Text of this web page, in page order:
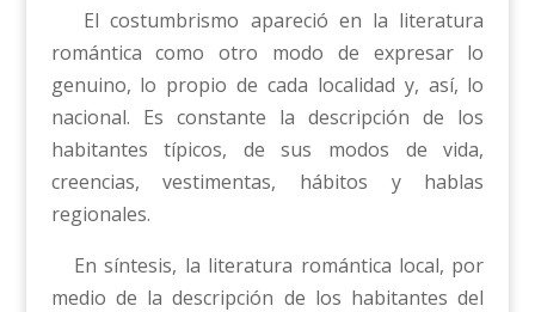
El costumbrismo apareció en la literatura
romántica como otro modo de expresar lo
genuino, lo propio de cada localidad y, así, lo
nacional. Es constante la descripción de los
habitantes típicos, de sus modos de vida,
creencias, vestimentas, hábitos y hablas
regionales.
En síntesis, la literatura romántica local, por
medio de la descripción de los habitantes del